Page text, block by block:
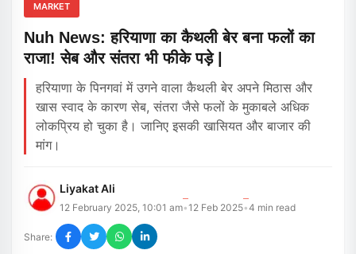
MARKET
Nuh News: हरियाणा का कैथली बेर बना फलों का
राजा! सेब और संतरा भी फीके पड़े |
हरियाणा के पिनगवां में उगने वाला कैथली बेर अपने मिठास और
खास स्वाद के कारण सेब, संतरा जैसे फलों के मुकाबले अधिक
लोकप्रिय हो चुका है। जानिए इसकी खासियत और बाजार की
मांग।
Liyakat Ali
12 February 2025, 10:01 am•12 Feb 2025•4 min read
Share: